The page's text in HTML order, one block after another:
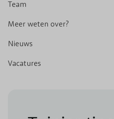
Team
Meer weten over?
Nieuws
Vacatures